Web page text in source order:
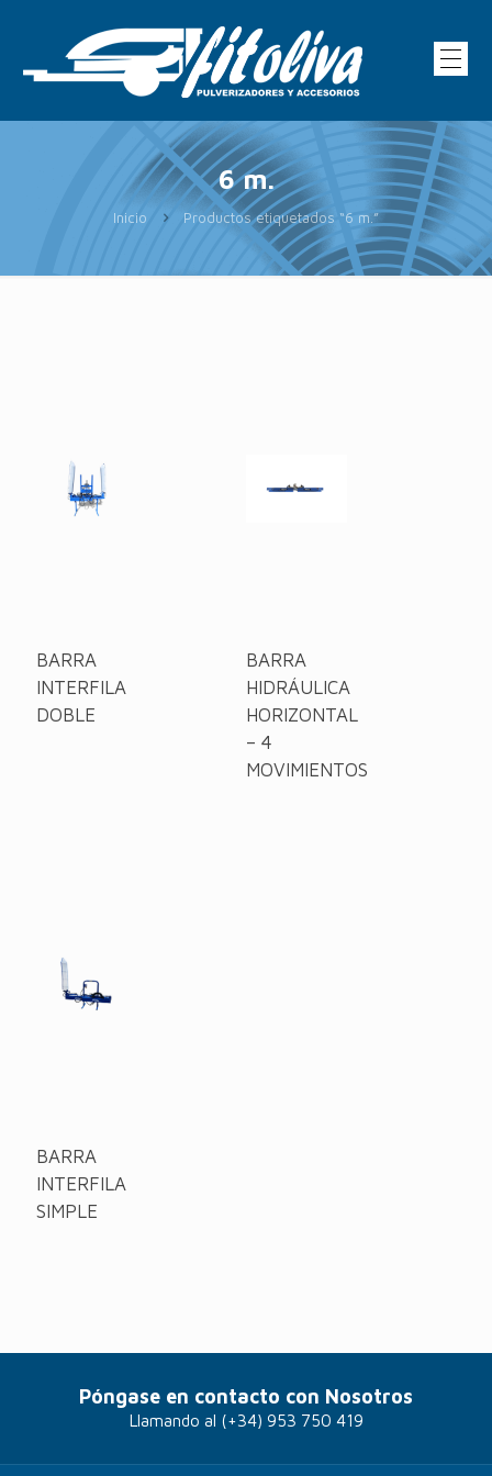
6 m.
Inicio Productos etiquetados “6 m.”
BARRA
INTERFILA
DOBLE
BARRA
HIDRÁULICA
HORIZONTAL
– 4
MOVIMIENTOS
BARRA
INTERFILA
SIMPLE
Póngase en contacto con Nosotros
Llamando al (+34) 953 750 419